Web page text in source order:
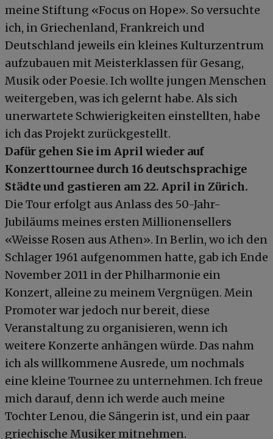
meine Stiftung «Focus on Hope». So versuchte
ich, in Griechenland, Frankreich und
Deutschland jeweils ein kleines Kulturzentrum
aufzubauen mit Meisterklassen für Gesang,
Musik oder Poesie. Ich wollte jungen Menschen
weitergeben, was ich gelernt habe. Als sich
unerwartete Schwierigkeiten einstellten, habe
ich das Projekt zurückgestellt.
Dafür gehen Sie im April wieder auf
Konzerttournee durch 16 deutschsprachige
Städte und gastieren am 22. April in Zürich.
Die Tour erfolgt aus Anlass des 50-Jahr-
Jubiläums meines ersten Millionensellers
«Weisse Rosen aus Athen». In Berlin, wo ich den
Schlager 1961 aufgenommen hatte, gab ich Ende
November 2011 in der Philharmonie ein
Konzert, alleine zu meinem Vergnügen. Mein
Promoter war jedoch nur bereit, diese
Veranstaltung zu organisieren, wenn ich
weitere Konzerte anhängen würde. Das nahm
ich als willkommene Ausrede, um nochmals
eine kleine Tournee zu unternehmen. Ich freue
mich darauf, denn ich werde auch meine
Tochter Lenou, die Sängerin ist, und ein paar
griechische Musiker mitnehmen.